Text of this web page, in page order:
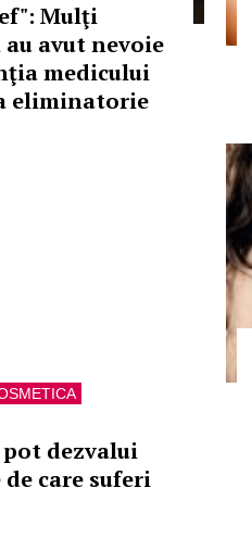
Mulţi
avut nevoie
medicului
eliminatorie
dezvalui
care suferi